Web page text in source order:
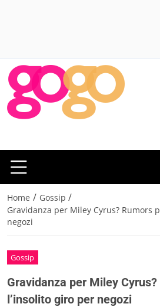
Home / Gossip /
Gravidanza per Miley Cyrus? Rumors
negozi
Gossip
Gravidanza per Miley
l’insolito giro per negozi